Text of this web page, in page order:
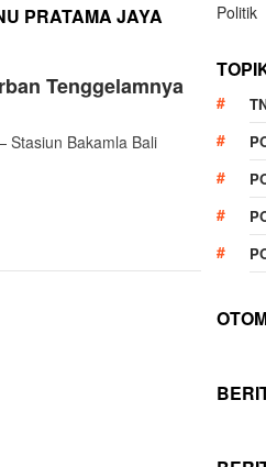
PRATAMA JAYA
Tenggelamnya
Stasiun Bakamla Bali
Politik